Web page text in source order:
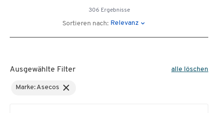
306 Ergebnisse
Sortieren nach: Relevanz
Ausgewählte Filter alle löschen
Marke: Asecos